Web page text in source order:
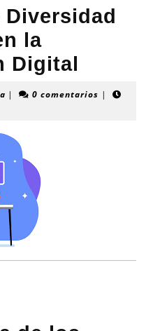
la
Digital
d-| 0 comentarios |